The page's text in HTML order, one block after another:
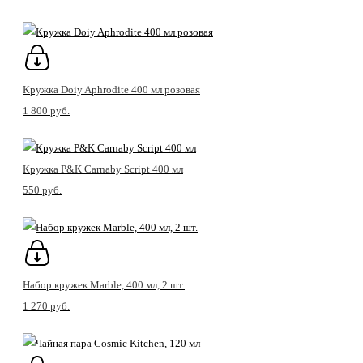
Кружка Doiy Aphrodite 400 мл розовая
1 800 pуб.
Кружка P&K Carnaby Script 400 мл
550 pуб.
Набор кружек Marble, 400 мл, 2 шт.
1 270 pуб.